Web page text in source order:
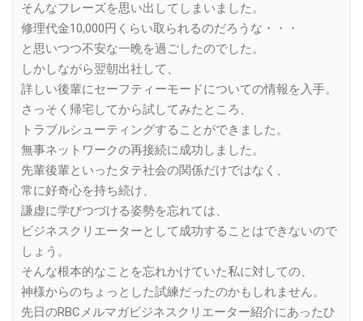
そんなフレーズを思い出してしまいました。
修理代金10,000円くらい取られるのだろうな・・・
と思いつつ不安な一晩を過ごしたのでした。
しかしながら翌朝出社して、
詳しい後輩にセーフティーモードについての情報を入手。
さっそく帰宅してから試してみたところ、
トラブルシューティングすることができました。
無事ネットワークの再接続に成功しました。
先輩後輩といったタテ社会の関係だけではなく、
常に好奇心を持ち続け、
謙虚に学びつづける姿勢を忘れては、
ビジネスクリエーターとして成功することはできないので
しょう。
そんな根本的なことを忘れかけていた私に対しての、
神様からのちょっとした試練だったのかもしれません。
先日のRBCメルマガビジネスクリエーター紹介にあったひ